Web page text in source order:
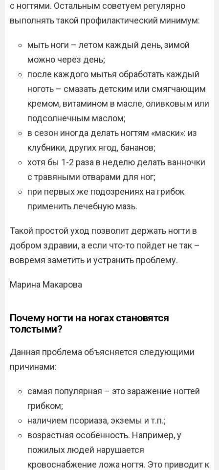
с ногтями. Остальным советуем регулярно
выполнять такой профилактический минимум:
мыть ноги – летом каждый день, зимой
можно через день;
после каждого мытья обработать каждый
ноготь – смазать детским или смягчающим
кремом, витамином в масле, оливковым или
подсолнечным маслом;
в сезон иногда делать ногтям «маски»: из
клубники, других ягод, бананов;
хотя бы 1-2 раза в неделю делать ванночки
с травяными отварами для ног;
при первых же подозрениях на грибок
применить лечебную мазь.
Такой простой уход позволит держать ногти в
добром здравии, а если что-то пойдет не так –
вовремя заметить и устранить проблему.
Марина Макарова
Почему ногти на ногах становятся
толстыми?
Данная проблема объясняется следующими
причинами:
самая популярная – это заражение ногтей
грибком;
наличием псориаза, экземы и т.п.;
возрастная особенность. Например, у
пожилых людей нарушается
кровоснабжение ложа ногтя. Это приводит к